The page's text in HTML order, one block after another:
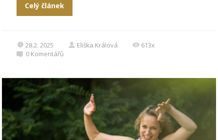
Celý článek
28.2. 2025 Eliška Králová
613x
0 Komentářů